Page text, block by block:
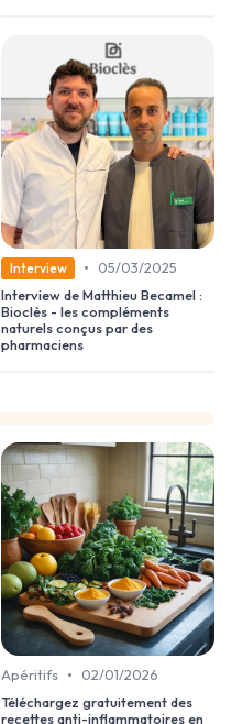
Interview •
05/03/2025
Interview de Matthieu Becamel :
Bioclès - les compléments
naturels conçus par des
pharmaciens
Apéritifs •
02/01/2026
Téléchargez gratuitement des
recettes anti-inflammatoires en